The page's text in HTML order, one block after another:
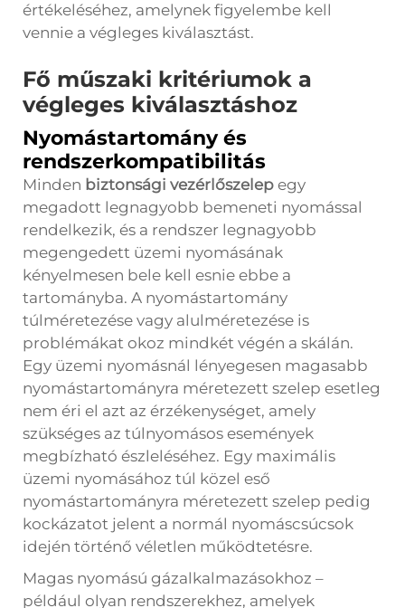
értékeléséhez, amelynek figyelembe kell
vennie a végleges kiválasztást.
Fő műszaki kritériumok a
végleges kiválasztáshoz
Nyomástartomány és
rendszerkompatibilitás
Minden biztonsági vezérlőszelep egy
megadott legnagyobb bemeneti nyomással
rendelkezik, és a rendszer legnagyobb
megengedett üzemi nyomásának
kényelmesen bele kell esnie ebbe a
tartományba. A nyomástartomány
túlméretezése vagy alulméretezése is
problémákat okoz mindkét végén a skálán.
Egy üzemi nyomásnál lényegesen magasabb
nyomástartományra méretezett szelep esetleg
nem éri el azt az érzékenységet, amely
szükséges az túlnyomásos események
megbízható észleléséhez. Egy maximális
üzemi nyomásához túl közel eső
nyomástartományra méretezett szelep pedig
kockázatot jelent a normál nyomáscsúcsok
idején történő véletlen működtetésre.
Magas nyomású gázalkalmazásokhoz –
például olyan rendszerekhez, amelyek